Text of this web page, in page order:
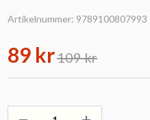
Artikelnummer: 9789100807993
89 kr109 kr